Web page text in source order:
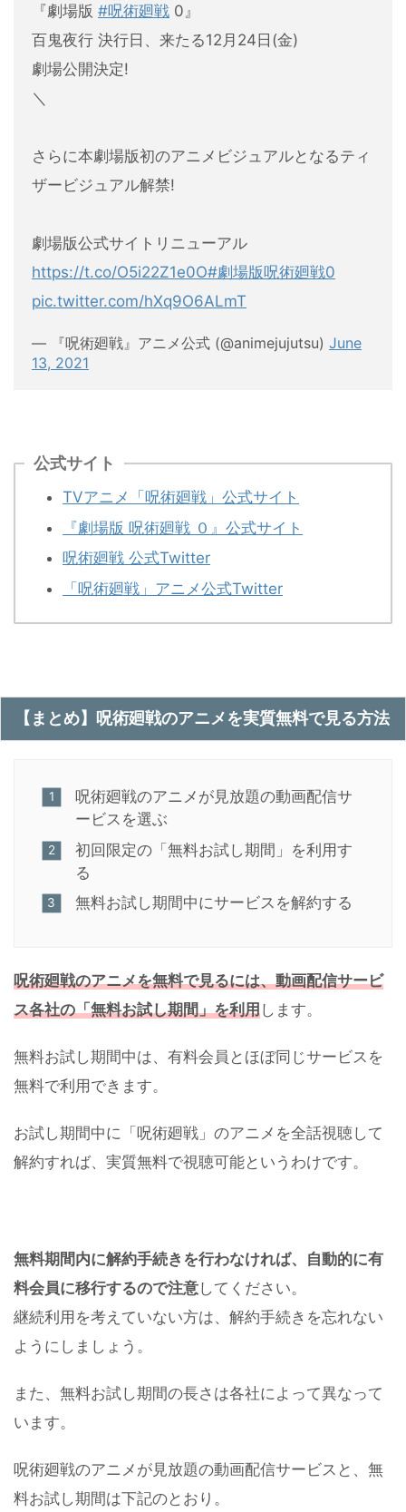
『劇場版 #呪術廻戦 0』
百鬼夜行 決行日、来たる12月24日(金)
劇場公開決定!
＼
さらに本劇場版初のアニメビジュアルとなるティ
ザービジュアル解禁!
劇場版公式サイトリニューアル
https://t.co/O5i22Z1e0O#劇場版呪術廻戦0
pic.twitter.com/hXq9O6ALmT
— 『呪術廻戦』アニメ公式 (@animejujutsu) June
13, 2021
公式サイト
TVアニメ「呪術廻戦」公式サイト
『劇場版 呪術廻戦 ０』公式サイト
呪術廻戦 公式Twitter
「呪術廻戦」アニメ公式Twitter
【まとめ】呪術廻戦のアニメを実質無料で見る方法
呪術廻戦のアニメが見放題の動画配信サ
ービスを選ぶ
初回限定の「無料お試し期間」を利用す
る
無料お試し期間中にサービスを解約する
呪術廻戦のアニメを無料で見るには、動画配信サービ
ス各社の「無料お試し期間」を利用します。
無料お試し期間中は、有料会員とほぼ同じサービスを
無料で利用できます。
お試し期間中に「呪術廻戦」のアニメを全話視聴して
解約すれば、実質無料で視聴可能というわけです。
無料期間内に解約手続きを行わなければ、自動的に有
料会員に移行するので注意してください。
継続利用を考えていない方は、解約手続きを忘れない
ようにしましょう。
また、無料お試し期間の長さは各社によって異なって
います。
呪術廻戦のアニメが見放題の動画配信サービスと、無
料お試し期間は下記のとおり。